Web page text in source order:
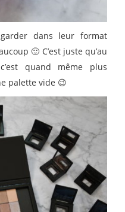
dans leur format
🙂 C’est juste qu’au
quand même plus
palette vide 😉